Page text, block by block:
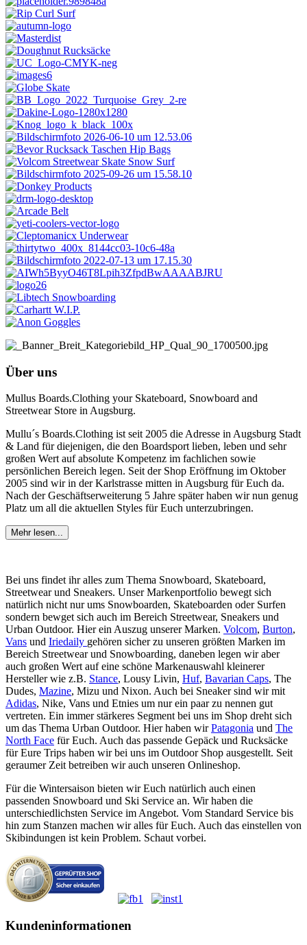
Über uns
Mullus Boards.Clothing your Skateboard, Snowboard and
Streetwear Store in Augsburg.
Mullu´s Boards.Clothing ist seit 2005 die Adresse in Augsburg Stadt
& Land für diejenigen, die den Boardsport lieben, leben und sehr
großen Wert auf absolute Kompetenz im fachlichen sowie
persönlichen Bereich legen. Seit der Shop Eröffnung im Oktober
2005 sind wir in der Karlstrasse mitten in Augsburg für Euch da.
Nach der Geschäftserweiterung 5 Jahre später haben wir nun genug
Platz um all die aktuellen Styles für Euch unterzubringen.
Mehr lesen...
Bei uns findet ihr alles zum Thema Snowboard, Skateboard,
Streetwear und Sneakers. Unser Markenportfolio bewegt sich
natürlich nicht nur ums Snowboarden, Skateboarden oder Surfen
sondern bewget sich auch im Bereich Streetwear, Sneakers und
Urban Outdoor. Hier ein Auszug unserer Marken. Volcom, Burton,
Vans und Iriedaily gehören sicher zu unseren größten Marken im
Bereich Streetwear und Snowboarding, daneben legen wir aber
auch großen Wert auf eine schöne Markenauswahl kleinerer
Hersteller wie z.B. Stance, Lousy Livin, Huf, Bavarian Caps, The
Dudes, Mazine, Mizu und Nixon. Auch bei Sneaker sind wir mit
Adidas, Nike, Vans und Etnies um nur ein paar zu nennen gut
vertreten. Ein immer stärkeres Segment bei uns im Shop dreht sich
um das Thema Urban Outdoor. Hier haben wirPatagonia und The
North Face für Euch. Auch das passende Gepäck und Rucksäcke
für Eure Trips haben wir bei uns im Outdoor Shop ausgestellt. Seit
geraumer Zeit betreiben wir auch unseren Onlineshop.
Für die Wintersaison bieten wir Euch natürlich auch einen
passenden Snowboard und Ski Service an. Wir haben die
unterschiedlichsten Service im Angebot. Vom Standard Service bis
hin zum Stanzen machen wir alles für Euch. Auch das einstellen von
Skibindungen ist kein Problem. Schaut vorbei.
Kundeninformationen